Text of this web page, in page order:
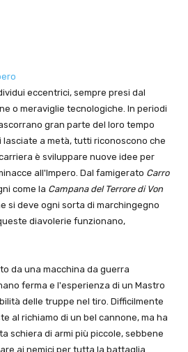
eccentrici, sempre presi dal
o meraviglie tecnologiche. In periodi
gran parte del loro tempo
a metà, tutti riconoscono che
è sviluppare nuove idee per
all'Impero. Dal famigerato Carro
come la Campana del Terrore di Von
si deve ogni sorta di marchingegno
diavolerie funzionano,
da una macchina da guerra
ferma e l'esperienza di un Mastro
delle truppe nel tiro. Difficilmente
al richiamo di un bel cannone, ma ha
schiera di armi più piccole, sebbene
ai nemici per tutta la battaglia